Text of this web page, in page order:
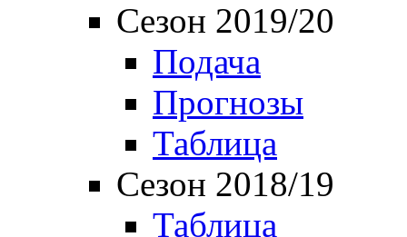
Сезон 2019/20
Подача
Прогнозы
Таблица
Сезон 2018/19
Таблица